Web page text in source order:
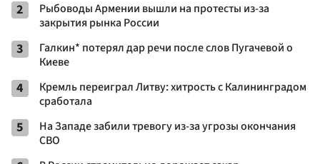
2
Рыбоводы Армении вышли на протесты из-за
закрытия рынка России
3
Галкин* потерял дар речи после слов Пугачевой о
Киеве
4
Кремль переиграл Литву: хитрость с Калининградом
сработала
5
На Западе забили тревогу из-за угрозы окончания
СВО